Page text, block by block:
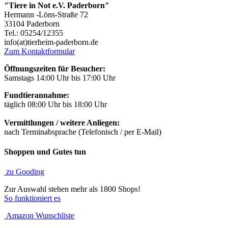
"Tiere in Not e.V. Paderborn"
Hermann -Löns-Straße 72
33104 Paderborn
Tel.: 05254/12355
info(at)tierheim-paderborn.de
Zum Kontaktformular
Öffnungszeiten für Besucher:
Samstags 14:00 Uhr bis 17:00 Uhr
Fundtierannahme:
täglich 08:00 Uhr bis 18:00 Uhr
Vermittlungen / weitere Anliegen:
nach Terminabsprache (Telefonisch / per E-Mail)
Shoppen und Gutes tun
zu Gooding
Zur Auswahl stehen mehr als 1800 Shops!
So funktioniert es
Amazon Wunschliste